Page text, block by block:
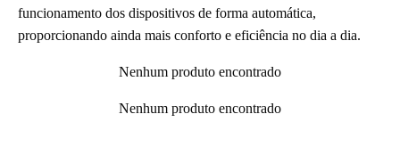
funcionamento dos dispositivos de forma automática,
proporcionando ainda mais conforto e eficiência no dia a dia.
Nenhum produto encontrado
Nenhum produto encontrado